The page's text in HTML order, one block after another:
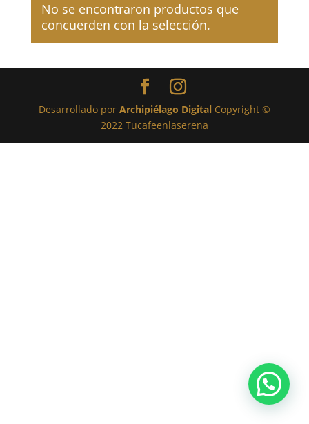
No se encontraron productos que
concuerden con la selección.
Desarrollado por Archipiélago Digital Copyright ©
2022 Tucafeenlaserena